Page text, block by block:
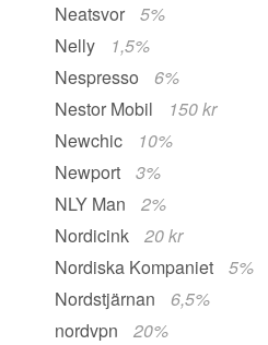
Neatsvor
5%
Nelly
1,5%
Nespresso
6%
Nestor Mobil
150 kr
Newchic
10%
Newport
3%
NLY Man
2%
Nordicink
20 kr
Nordiska Kompaniet
5%
Nordstjärnan
6,5%
nordvpn
20%